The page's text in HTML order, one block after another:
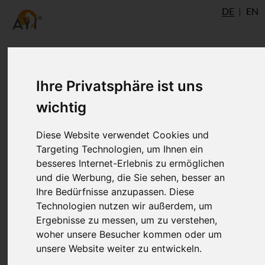
Ihre Privatsphäre ist uns
wichtig
Diese Website verwendet Cookies und
Targeting Technologien, um Ihnen ein
besseres Internet-Erlebnis zu ermöglichen
und die Werbung, die Sie sehen, besser an
Ihre Bedürfnisse anzupassen. Diese
Technologien nutzen wir außerdem, um
Ergebnisse zu messen, um zu verstehen,
woher unsere Besucher kommen oder um
unsere Website weiter zu entwickeln.
DE EN
Autor
Dr. Ronald Steiner
AYI Expert Ulm AshtangaYoga.info